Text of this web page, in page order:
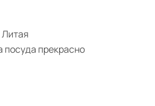
посуда прекрасно